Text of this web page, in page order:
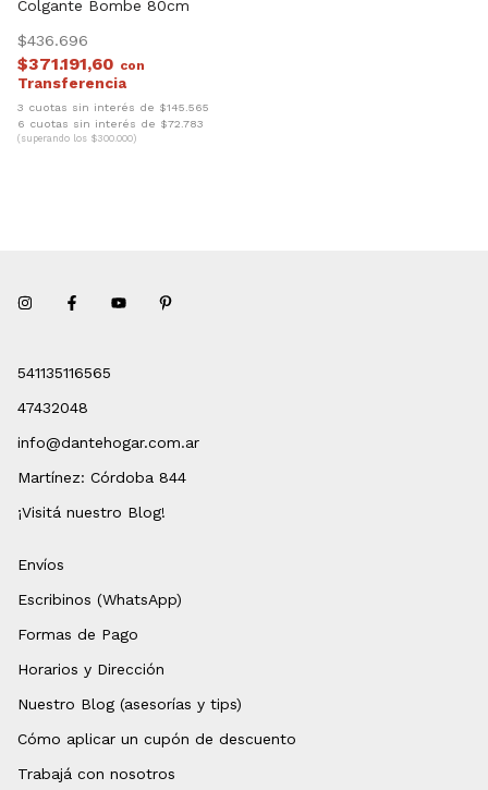
Colgante Bombe 80cm
$436.696
$371.191,60 con
3 cuotas sin interés de $145.565
6 cuotas sin interés de $72.783
(superando los $300.000)
541135116565
47432048
info@dantehogar.com.ar
Martínez: Córdoba 844
¡Visitá nuestro Blog!
Envíos
Escribinos (WhatsApp)
Formas de Pago
Horarios y Dirección
Nuestro Blog (asesorías y tips)
Cómo aplicar un cupón de descuento
Trabajá con nosotros